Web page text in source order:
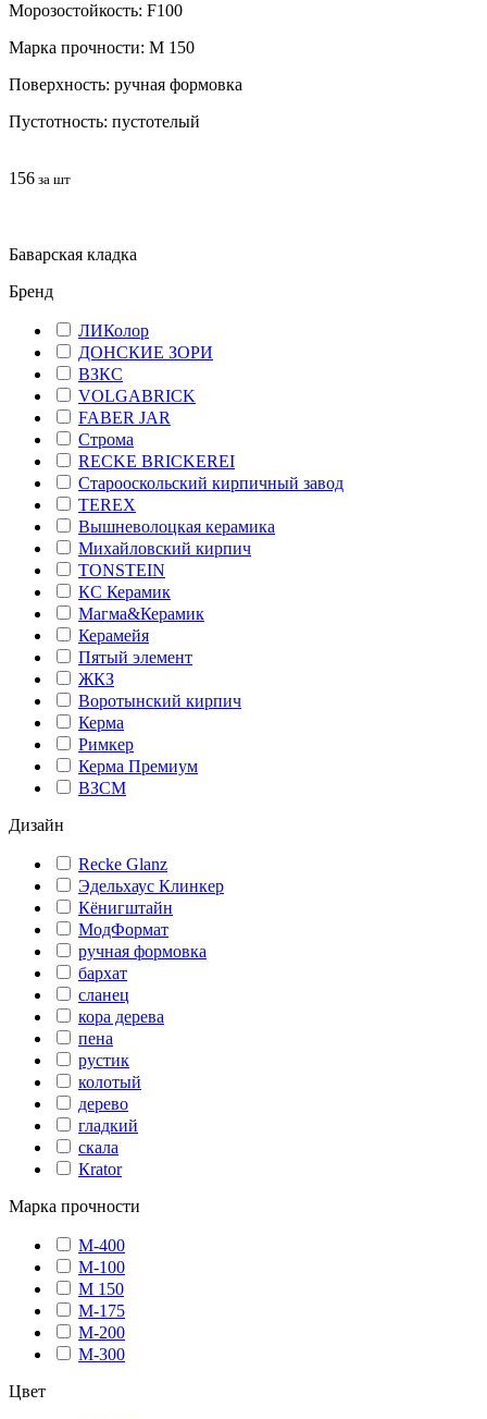
Морозостойкость: F100
Марка прочности: М 150
Поверхность: ручная формовка
Пустотность: пустотелый
156 за шт
Баварская кладка
Бренд
ЛИКолор
ДОНСКИЕ ЗОРИ
ВЗКС
VOLGABRICK
FABER JAR
Строма
RECKE BRICKEREI
Старооскольский кирпичный завод
TEREX
Вышневолоцкая керамика
Михайловский кирпич
TONSTEIN
КС Керамик
Магма&Керамик
Керамейя
Пятый элемент
ЖКЗ
Воротынский кирпич
Керма
Римкер
Керма Премиум
ВЗСМ
Дизайн
Recke Glanz
Эдельхаус Клинкер
Кёнигштайн
МодФормат
ручная формовка
бархат
сланец
кора дерева
пена
рустик
колотый
дерево
гладкий
скала
Кrator
Марка прочности
М-400
М-100
М 150
М-175
М-200
М-300
Цвет